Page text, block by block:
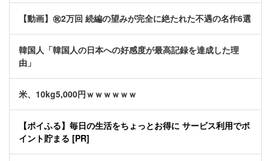
【動画】㊗️2万回 続編の望みが完全に絶たれた不遇の名作6選
韓国人「韓国人の日本への好感度が最高記録を達成した理
由」
米、10kg5,000円ｗｗｗｗｗｗ
【ポイふる】毎日の生活をちょっとお得に サービス利用でポ
イント貯まる [PR]